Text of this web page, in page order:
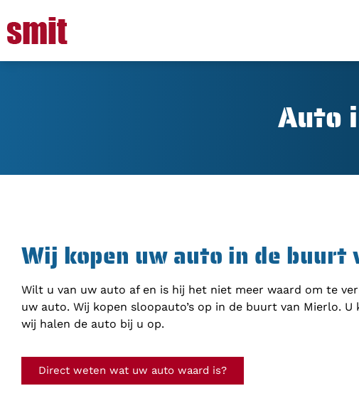
Auto
Wij kopen uw auto in de buurt
Wilt u van uw auto af en is hij het niet meer waard om te
uw auto. Wij kopen sloopauto’s op in de buurt van Mierlo.
wij halen de auto bij u op.
Direct weten wat uw auto waard is?